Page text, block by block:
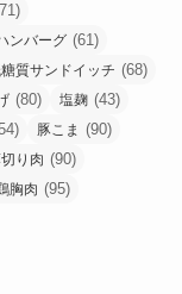
ンバーグ (61)
質サンドイッチ (68)
(80) 塩麹 (43)
豚こま (90)
り肉 (90)
胸肉 (95)